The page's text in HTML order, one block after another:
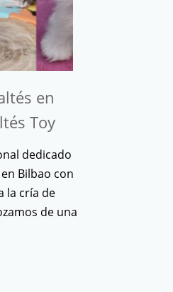
en
Toy
dedicado
Bilbao con
la cría de
de una